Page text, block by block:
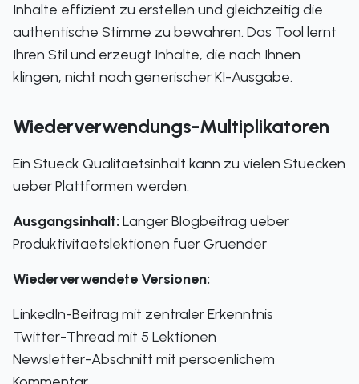
Inhalte effizient zu erstellen und gleichzeitig die
authentische Stimme zu bewahren. Das Tool lernt
Ihren Stil und erzeugt Inhalte, die nach Ihnen
klingen, nicht nach generischer KI-Ausgabe.
Wiederverwendungs-Multiplikatoren
Ein Stueck Qualitaetsinhalt kann zu vielen Stuecken
ueber Plattformen werden:
Ausgangsinhalt: Langer Blogbeitrag ueber
Produktivitaetslektionen fuer Gruender
Wiederverwendete Versionen:
LinkedIn-Beitrag mit zentraler Erkenntnis
Twitter-Thread mit 5 Lektionen
Newsletter-Abschnitt mit persoenlichem